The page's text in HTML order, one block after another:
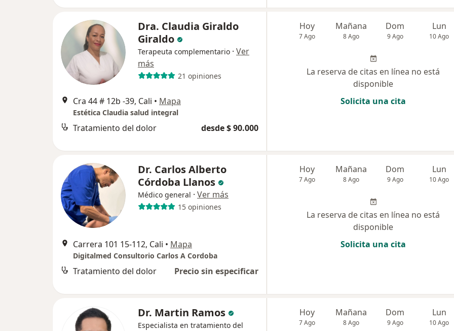
Dra. Claudia Giraldo
Giraldo
Terapeuta complementario · Ver
más
21 opiniones
Cra 44 # 12b -39, Cali • Mapa
Estética Claudia salud integral
Tratamiento del dolor desde $ 90.000
Hoy
7 Ago
Mañana
8 Ago
Dom
9 Ago
Lun
10 Ago
La reserva de citas en línea no está
disponible
Solicita una cita
Dr. Carlos Alberto
Córdoba Llanos
Médico general · Ver más
15 opiniones
Carrera 101 15-112, Cali • Mapa
Digitalmed Consultorio Carlos A Cordoba
Tratamiento del dolor Precio sin especificar
Hoy
7 Ago
Mañana
8 Ago
Dom
9 Ago
Lun
10 Ago
La reserva de citas en línea no está
disponible
Solicita una cita
Dr. Martin Ramos
Especialista en tratamiento del
Hoy
7 Ago
Mañana
8 Ago
Dom
9 Ago
Lun
10 Ago